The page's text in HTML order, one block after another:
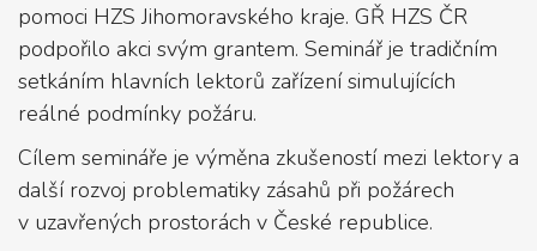
pomoci HZS Jihomoravského kraje. GŘ HZS ČR
podpořilo akci svým grantem. Seminář je tradičním
setkáním hlavních lektorů zařízení simulujících
reálné podmínky požáru.
Cílem semináře je výměna zkušeností mezi lektory a
další rozvoj problematiky zásahů při požárech
v uzavřených prostorách v České republice.